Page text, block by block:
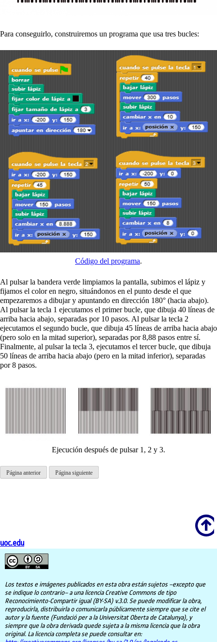
Para conseguirlo, construiremos un programa que usa tres bucles:
Código del programa.
Al pulsar la bandera verde limpiamos la pantalla, subimos el lápiz y
fijamos el color en negro, situándonos en el punto desde el que
empezaremos a dibujar y apuntando en dirección 180° (hacia abajo).
Al pulsar la tecla 1 ejecutamos el primer bucle, que dibuja 40 líneas de
arriba hacia abajo, separadas por 10 pasos. Al pulsar la tecla 2
ejecutamos el segundo bucle, que dibuja 45 líneas de arriba hacia abajo
(pero solo en la mitad superior), separadas por 8,88 pasos entre sí.
Finalmente, al pulsar la tecla 3, ejecutamos el tercer bucle, que dibuja
50 líneas de arriba hacia abajo (pero en la mitad inferior), separadas
por 8 pasos.
Ejecución después de pulsar 1, 2 y 3.
Página anterior Página siguiente
Scroll
uoc.edu
Los textos e imágenes publicados en esta obra están sujetos –excepto que
se indique lo contrario– a una licencia Creative Commons de tipo
Reconocimiento-Compartir igual (BY-SA) v.3.0. Se puede modificar la obra,
reproducirla, distribuirla o comunicarla públicamente siempre que se cite el
autor y la fuente (Fundació per a la Universitat Oberta de Catalunya), y
siempre que la obra derivada quede sujeta a la misma licencia que la obra
original. La licencia completa se puede consultar en: